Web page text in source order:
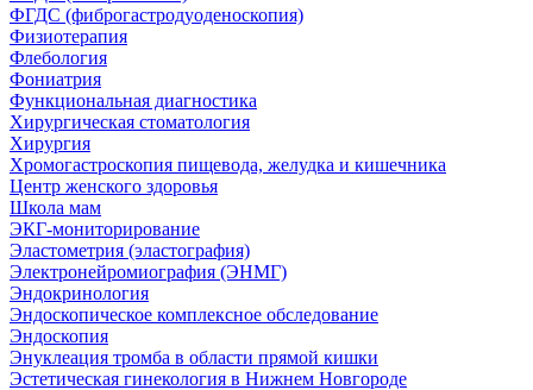
ФГДС (фиброгастродуоденоскопия)
Физиотерапия
Флебология
Фониатрия
Функциональная диагностика
Хирургическая стоматология
Хирургия
Хромогастроскопия пищевода, желудка и кишечника
Центр женского здоровья
Школа мам
ЭКГ-мониторирование
Эластометрия (эластография)
Электронейромиография (ЭНМГ)
Эндокринология
Эндоскопическое комплексное обследование
Эндоскопия
Энуклеация тромба в области прямой кишки
Эстетическая гинекология в Нижнем Новгороде